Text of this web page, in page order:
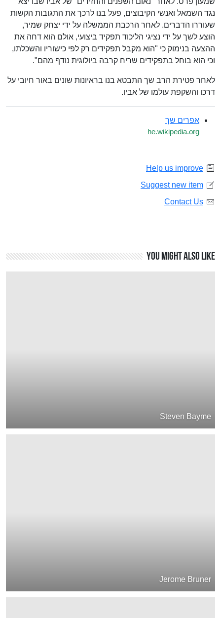
נגד השמאל ואנשי הקיבוצים, פעל בנו לרכך את התגובות הקשות
שעוררו הדברים. לאחר הרכבת הממשלה על ידי יצחק שמיר,
הוצע לשך על ידי נציגי הליכוד תפקיד ביצועי, אולם הוא דחה את
ההצעה בנימוק כי "הוא מקבל תפקידים רק לפי כישוריו והשכלתו,
וכי הוא בוחל בתפקידים שריח קרבה ביולוגית נודף מהם".
לאחר פטירת הרב שך התבטא בנו בראיונות שונים באור חיובי על
דרכו והשקפת עולמו של אביו.
אפרים שך
he.wikipedia.org
Help us improve
Suggest new item
Contact Us
You might also like
Steven Bayme
Jerome Bruner